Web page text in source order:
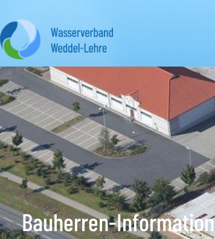
Bauherren-Information